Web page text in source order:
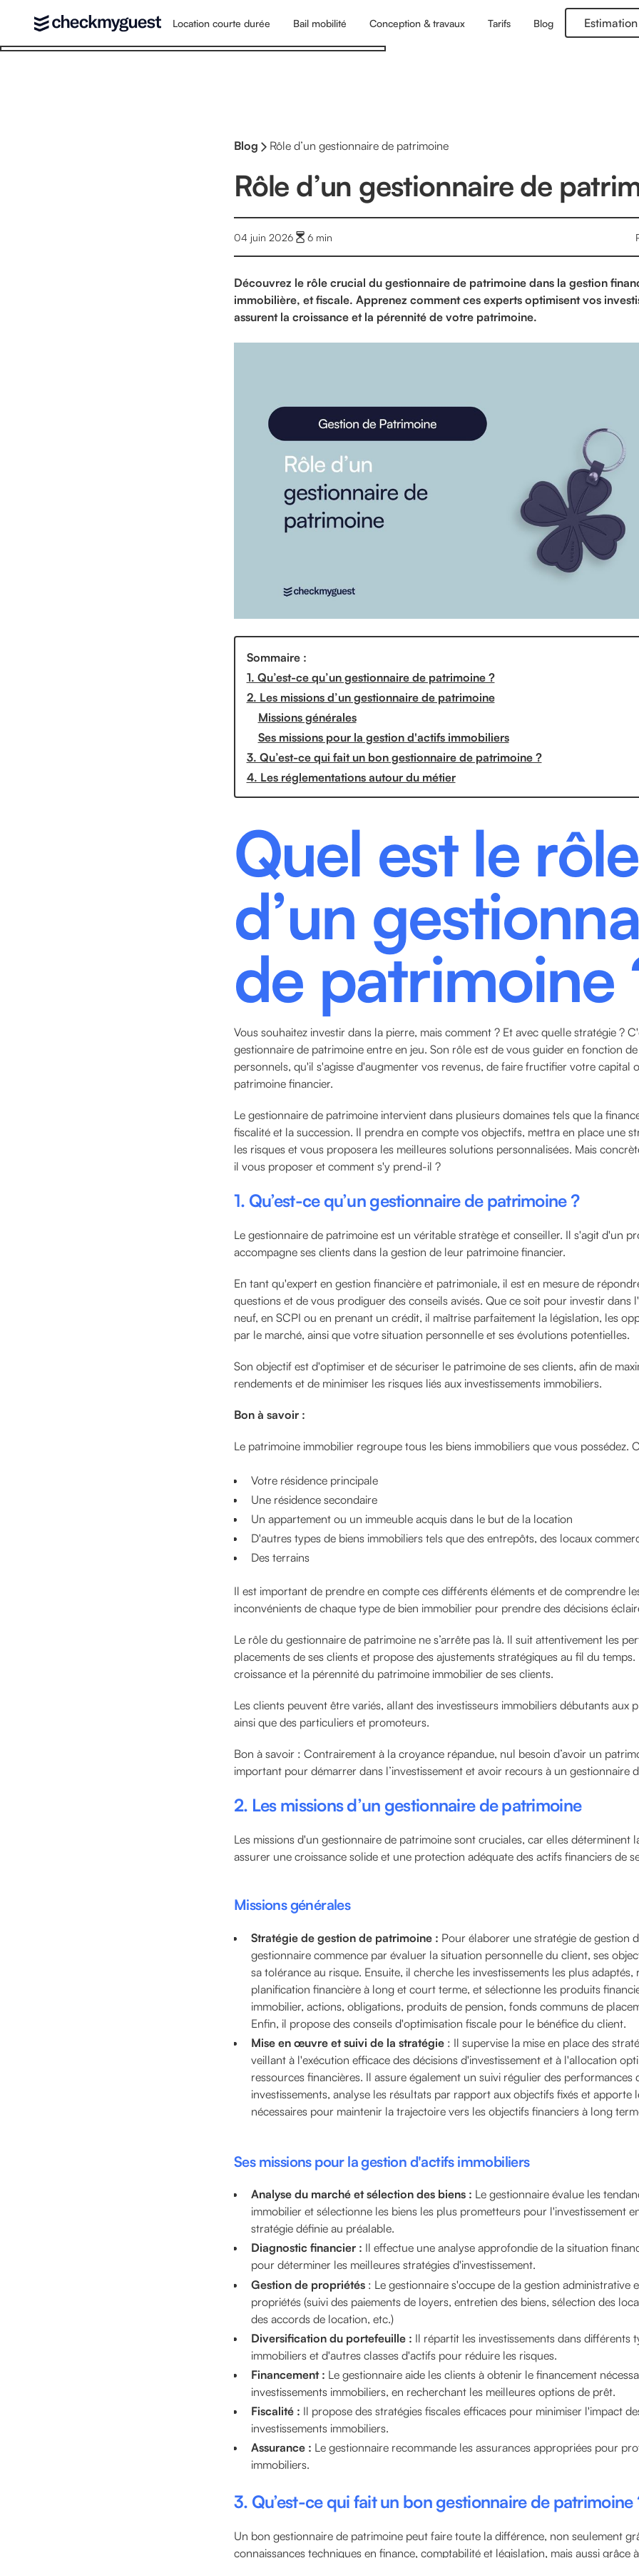
Location courte durée Bail mobilité Conception & travaux Tarifs Blog Estimation
Blog Rôle d’un gestionnaire de patrimoine
Rôle d’un gestionnaire de
04 juin 2026 6 min
Découvrez le rôle crucial du gestionnaire de patrimoine dans la gestion
immobilière, et fiscale. Apprenez comment ces experts optimisent vos
assurent la croissance et la pérennité de votre patrimoine.
Sommaire :
1. Qu’est-ce qu’un gestionnaire de patrimoine ?
2. Les missions d’un gestionnaire de patrimoine
Missions générales
Ses missions pour la gestion d'actifs immobiliers
3. Qu’est-ce qui fait un bon gestionnaire de patrimoine ?
4. Les réglementations autour du métier
Quel est le rôle
d’un
de patrimoine
Vous souhaitez investir dans la pierre, mais comment ? Et avec quelle stratégie ?
gestionnaire de patrimoine entre en jeu. Son rôle est de vous guider en fonction
personnels, qu'il s'agisse d'augmenter vos revenus, de faire fructifier votre capital
patrimoine financier.
Le gestionnaire de patrimoine intervient dans plusieurs domaines tels que la
fiscalité et la succession. Il prendra en compte vos objectifs, mettra en place une
les risques et vous proposera les meilleures solutions personnalisées. Mais
il vous proposer et comment s'y prend-il ?
1. Qu’est-ce qu’un gestionnaire de patrimoine ?
Le gestionnaire de patrimoine est un véritable stratège et conseiller. Il s'agit d'un
accompagne ses clients dans la gestion de leur patrimoine financier.
En tant qu'expert en gestion financière et patrimoniale, il est en mesure de
questions et de vous prodiguer des conseils avisés. Que ce soit pour investir dans
neuf, en SCPI ou en prenant un crédit, il maîtrise parfaitement la législation, les
par le marché, ainsi que votre situation personnelle et ses évolutions potentielles.
Son objectif est d'optimiser et de sécuriser le patrimoine de ses clients, afin de
rendements et de minimiser les risques liés aux investissements immobiliers.
Bon à savoir :
Le patrimoine immobilier regroupe tous les biens immobiliers que vous possédez.
Votre résidence principale
Une résidence secondaire
Un appartement ou un immeuble acquis dans le but de la location
D'autres types de biens immobiliers tels que des entrepôts, des locaux
Des terrains
Il est important de prendre en compte ces différents éléments et de comprendre
inconvénients de chaque type de bien immobilier pour prendre des décisions
Le rôle du gestionnaire de patrimoine ne s’arrête pas là. Il suit attentivement les
placements de ses clients et propose des ajustements stratégiques au fil du temps.
croissance et la pérennité du patrimoine immobilier de ses clients.
Les clients peuvent être variés, allant des investisseurs immobiliers débutants aux
ainsi que des particuliers et promoteurs.
Bon à savoir : Contrairement à la croyance répandue, nul besoin d’avoir un
important pour démarrer dans l’investissement et avoir recours à un gestionnaire
2. Les missions d’un gestionnaire de patrimoine
Les missions d'un gestionnaire de patrimoine sont cruciales, car elles déterminent
assurer une croissance solide et une protection adéquate des actifs financiers de
Missions générales
Stratégie de gestion de patrimoine : Pour élaborer une stratégie de gestion
gestionnaire commence par évaluer la situation personnelle du client, ses
sa tolérance au risque. Ensuite, il cherche les investissements les plus adaptés,
planification financière à long et court terme, et sélectionne les produits
immobilier, actions, obligations, produits de pension, fonds communs de
Enfin, il propose des conseils d'optimisation fiscale pour le bénéfice du client.
Mise en œuvre et suivi de la stratégie : Il supervise la mise en place des
veillant à l'exécution efficace des décisions d'investissement et à l'allocation
ressources financières. Il assure également un suivi régulier des performances
investissements, analyse les résultats par rapport aux objectifs fixés et apporte
nécessaires pour maintenir la trajectoire vers les objectifs financiers à long
Ses missions pour la gestion d'actifs immobiliers
Analyse du marché et sélection des biens : Le gestionnaire évalue les
immobilier et sélectionne les biens les plus prometteurs pour l'investissement
stratégie définie au préalable.
Diagnostic financier : Il effectue une analyse approfondie de la situation
pour déterminer les meilleures stratégies d'investissement.
Gestion de propriétés : Le gestionnaire s'occupe de la gestion administrative
propriétés (suivi des paiements de loyers, entretien des biens, sélection des
des accords de location, etc.)
Diversification du portefeuille : Il répartit les investissements dans différents
immobiliers et d'autres classes d'actifs pour réduire les risques.
Financement : Le gestionnaire aide les clients à obtenir le financement
investissements immobiliers, en recherchant les meilleures options de prêt.
Fiscalité : Il propose des stratégies fiscales efficaces pour minimiser l'impact
investissements immobiliers.
Assurance : Le gestionnaire recommande les assurances appropriées pour
immobiliers.
3. Qu’est-ce qui fait un bon gestionnaire de patrimoine
Un bon gestionnaire de patrimoine peut faire toute la différence, non seulement
connaissances techniques en finance, comptabilité et législation, mais aussi grâce